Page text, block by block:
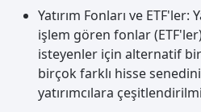
Yatırım Fonları ve ETF'ler:
işlem gören fonlar
isteyenler için alternatif
birçok farklı hisse
yatırımcılara